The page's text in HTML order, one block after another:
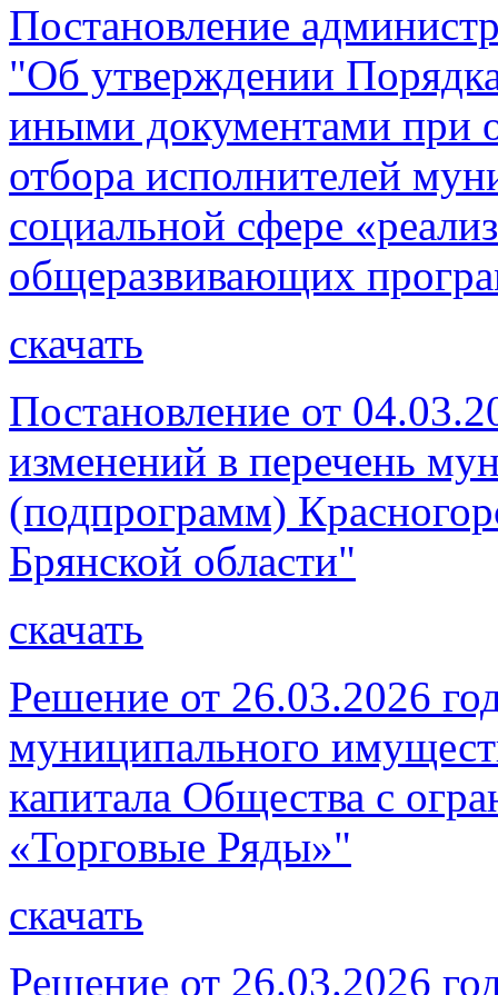
Постановление
"Об утверждении
иными документами при
отбора исполнителей
социальной сфере
общеразвивающих
скачать
Постановление от
изменений в перечень
(подпрограмм)
Брянской области"
скачать
Решение от 26.03.2026
муниципального
капитала Общества с
«Торговые Ряды»"
скачать
Решение от 26.03.2026